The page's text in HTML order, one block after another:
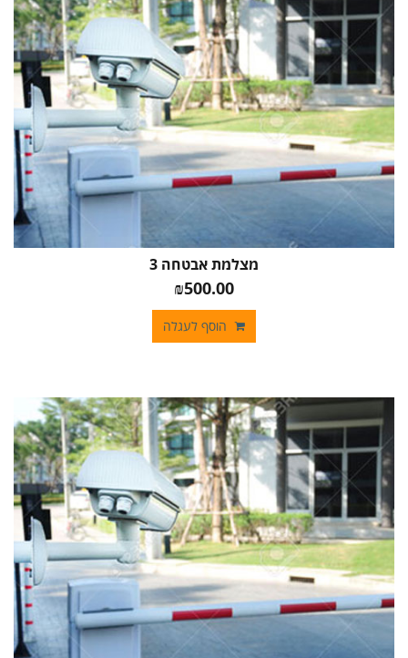
מצלמת אבטחה 3
₪500.00
הוסף לעגלה